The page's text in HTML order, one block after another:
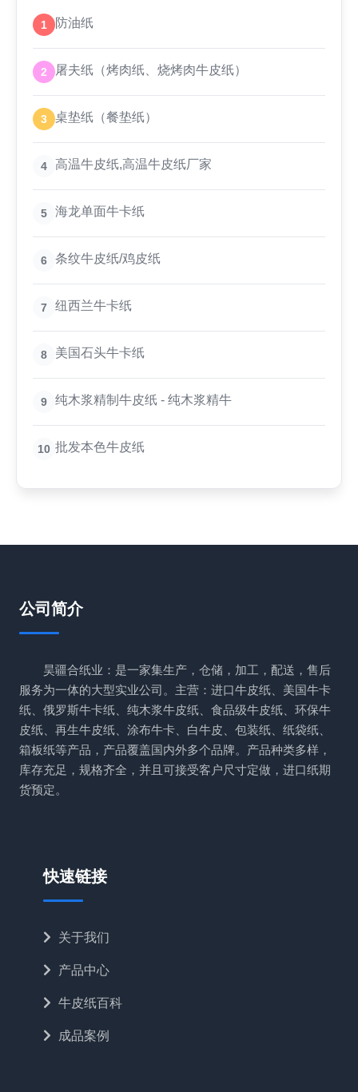
1 防油纸
2 屠夫纸（烤肉纸、烧烤肉牛皮纸）
3 桌垫纸（餐垫纸）
4 高温牛皮纸,高温牛皮纸厂家
5 海龙单面牛卡纸
6 条纹牛皮纸/鸡皮纸
7 纽西兰牛卡纸
8 美国石头牛卡纸
9 纯木浆精制牛皮纸 - 纯木浆精牛
10 批发本色牛皮纸
公司简介
昊疆合纸业：是一家集生产，仓储，加工，配送，售后
服务为一体的大型实业公司。主营：进口牛皮纸、美国牛卡
纸、俄罗斯牛卡纸、纯木浆牛皮纸、食品级牛皮纸、环保牛
皮纸、再生牛皮纸、涂布牛卡、白牛皮、包装纸、纸袋纸、
箱板纸等产品，产品覆盖国内外多个品牌。产品种类多样，
库存充足，规格齐全，并且可接受客户尺寸定做，进口纸期
货预定。
快速链接
关于我们
产品中心
牛皮纸百科
成品案例